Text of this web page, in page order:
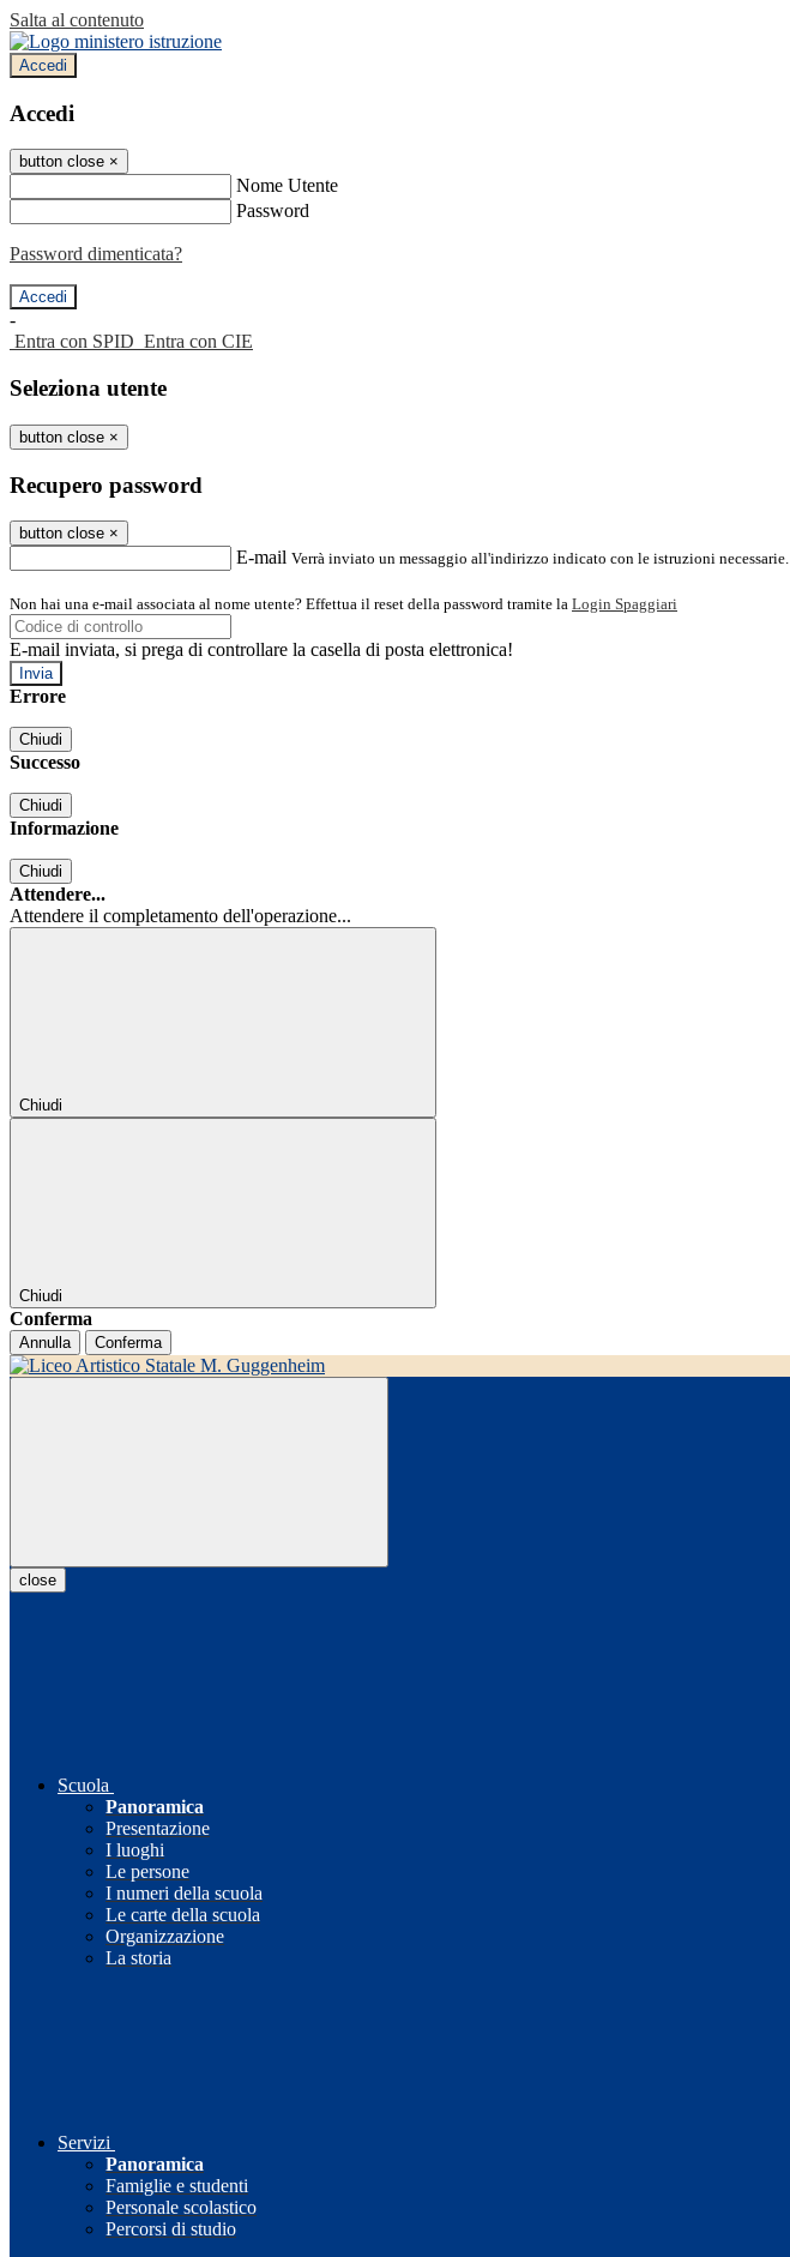
Salta al contenuto
Accedi
Accedi
button close ×
Nome Utente
Password
Password dimenticata?
-
Entra con SPID Entra con CIE
Seleziona utente
button close ×
Recupero password
button close ×
E-mail Verrà inviato un messaggio all'indirizzo indicato con le istruzioni necessarie.
Non hai una e-mail associata al nome utente? Effettua il reset della password tramite la Login Spaggiari
E-mail inviata, si prega di controllare la casella di posta elettronica!
Errore
Chiudi
Successo
Chiudi
Informazione
Chiudi
Attendere...
Attendere il completamento dell'operazione...
Chiudi
Chiudi
Conferma
Annulla Conferma
close
Scuola
Panoramica
Presentazione
I luoghi
Le persone
I numeri della scuola
Le carte della scuola
Organizzazione
La storia
Servizi
Panoramica
Famiglie e studenti
Personale scolastico
Percorsi di studio